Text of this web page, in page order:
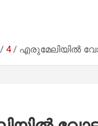
4 എരുമേലിയിൽ